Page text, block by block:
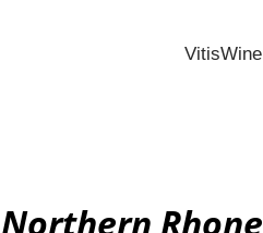
VitisWine
Rhone